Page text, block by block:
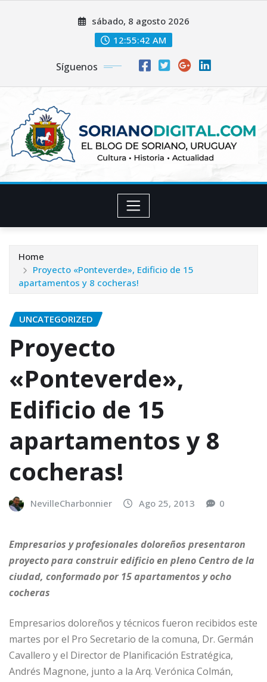
sábado, 8 agosto 2026
12:55:43 AM
Síguenos
Home
Proyecto «Ponteverde», Edificio de 15
apartamentos y 8 cocheras!
UNCATEGORIZED
Proyecto
«Ponteverde»,
Edificio de 15
apartamentos y 8
cocheras!
NevilleCharbonnier Ago 25, 2013 0
Empresarios y profesionales doloreños presentaron
proyecto para construir edificio en pleno Centro de la
ciudad, conformado por 15 apartamentos y ocho
cocheras
Empresarios doloreños y técnicos fueron recibidos este
martes por el Pro Secretario de la comuna, Dr. Germán
Cavallero y el Director de Planificación Estratégica,
Andrés Magnone, junto a la Arq. Verónica Colmán,